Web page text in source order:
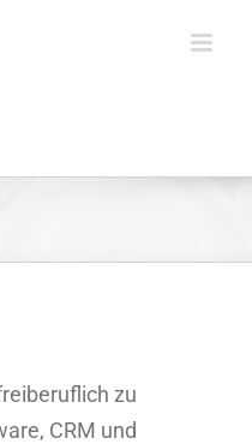
zu
CRM und